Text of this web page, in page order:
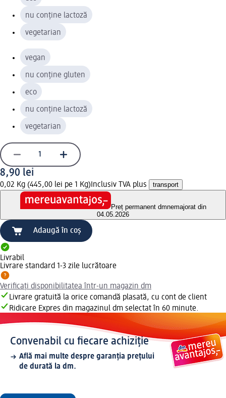
nu conține lactoză
vegetarian
vegan
nu conține gluten
eco
nu conține lactoză
vegetarian
8,90 lei
0,02 Kg (445,00 lei pe 1 Kg) Inclusiv TVA plus transport
Preț permanent dmnemajorat din
04.05.2026
Adaugă în coș
Livrabil
Livrare standard 1-3 zile lucrătoare
Verificați disponibilitatea într-un magazin dm
Livrare gratuită la orice comandă plasată, cu cont de client
Ridicare Expres din magazinul dm selectat în 60 minute.
Convenabil cu fiecare achiziție
Află mai multe despre garanția prețului
de durată la dm.